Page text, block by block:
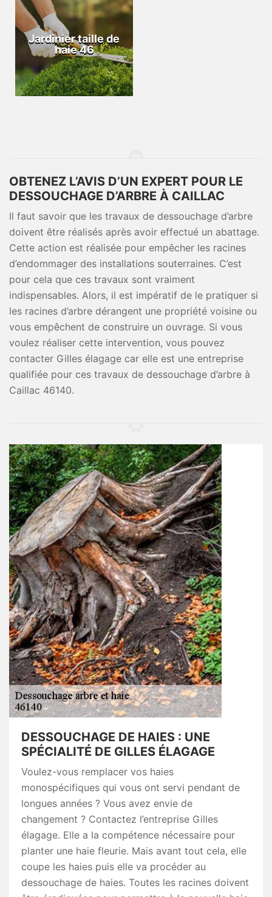
Jardinier taille de
haie 46
OBTENEZ L’AVIS D’UN EXPERT POUR LE
DESSOUCHAGE D’ARBRE À CAILLAC
Il faut savoir que les travaux de dessouchage d’arbre
doivent être réalisés après avoir effectué un abattage.
Cette action est réalisée pour empêcher les racines
d’endommager des installations souterraines. C’est
pour cela que ces travaux sont vraiment
indispensables. Alors, il est impératif de le pratiquer si
les racines d’arbre dérangent une propriété voisine ou
vous empêchent de construire un ouvrage. Si vous
voulez réaliser cette intervention, vous pouvez
contacter Gilles élagage car elle est une entreprise
qualifiée pour ces travaux de dessouchage d’arbre à
Caillac 46140.
DESSOUCHAGE DE HAIES : UNE
SPÉCIALITÉ DE GILLES ÉLAGAGE
Voulez-vous remplacer vos haies
monospécifiques qui vous ont servi pendant de
longues années ? Vous avez envie de
changement ? Contactez l’entreprise Gilles
élagage. Elle a la compétence nécessaire pour
planter une haie fleurie. Mais avant tout cela, elle
coupe les haies puis elle va procéder au
dessouchage de haies. Toutes les racines doivent